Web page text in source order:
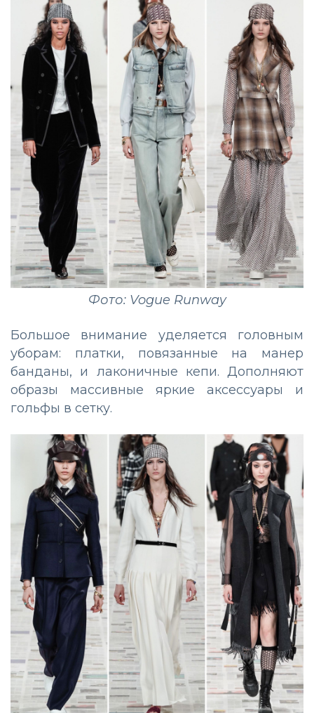
Фото: Vogue Runway
Большое внимание уделяется головным
уборам: платки, повязанные на манер
банданы, и лаконичные кепи. Дополняют
образы массивные яркие аксессуары и
гольфы в сетку.